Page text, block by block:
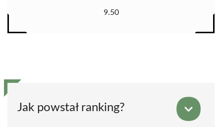
9.50
Jak powstał ranking?